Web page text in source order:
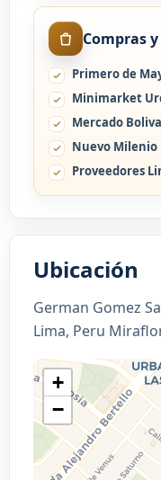
Compras
Primero de
Minimarket
Mercado
Nuevo Milenio
Proveedores
Ubicación
German Gomez
Lima, Peru
+
−